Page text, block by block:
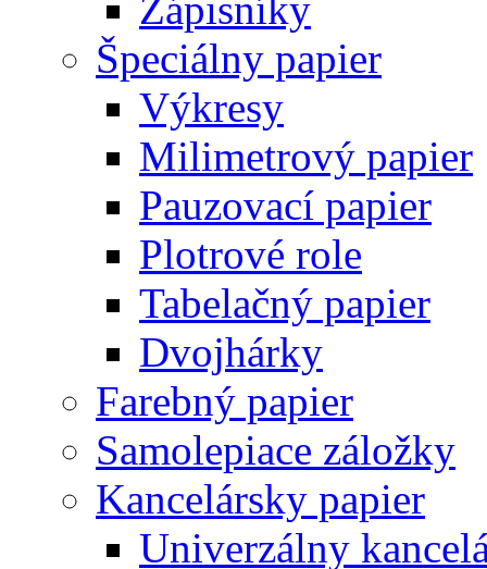
Špeciálny papier
Výkresy
Milimetrový papier
Pauzovací papier
Plotrové role
Tabelačný papier
Dvojhárky
Farebný papier
Samolepiace záložky
Kancelársky papier
Univerzálny